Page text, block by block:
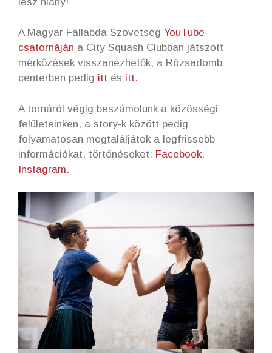
A Magyar Fallabda Szövetség YouTube-
csatornáján a City Squash Clubban játszott
mérkőzések visszanézhetők, a Rózsadomb
centerben pedig itt és itt.
A tornáról végig beszámolunk a közösségi
felületeinken, a story-k között pedig
folyamatosan megtaláljátok a legfrissebb
információkat, történéseket: Facebook,
Instagram.